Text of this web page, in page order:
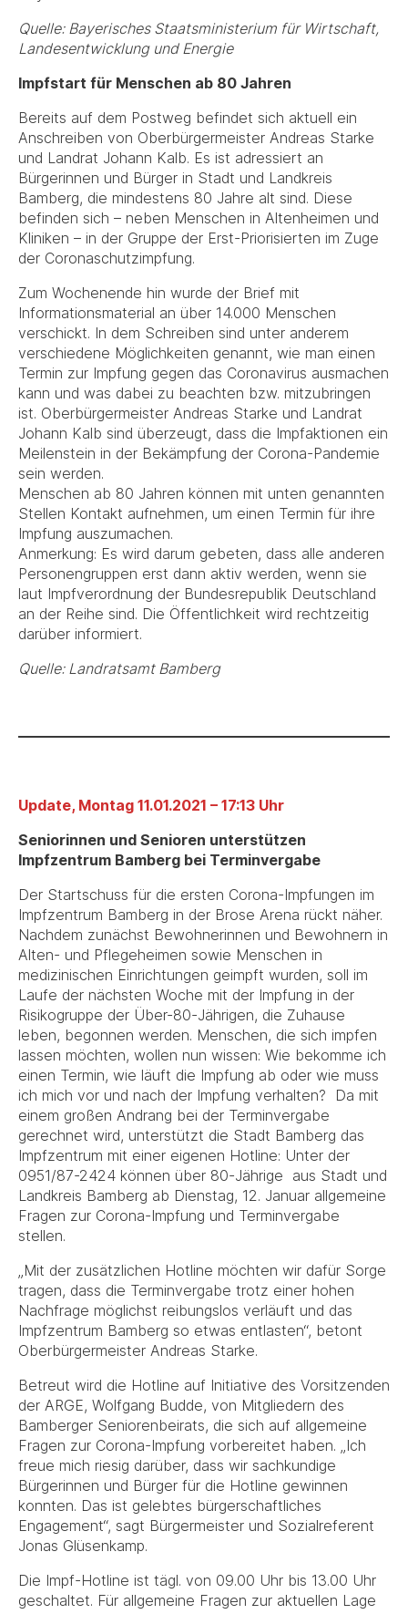
Quelle: Bayerisches Staatsministerium für Wirtschaft,
Landesentwicklung und Energie
Impfstart für Menschen ab 80 Jahren
Bereits auf dem Postweg befindet sich aktuell ein
Anschreiben von Oberbürgermeister Andreas Starke
und Landrat Johann Kalb. Es ist adressiert an
Bürgerinnen und Bürger in Stadt und Landkreis
Bamberg, die mindestens 80 Jahre alt sind. Diese
befinden sich – neben Menschen in Altenheimen und
Kliniken – in der Gruppe der Erst-Priorisierten im Zuge
der Coronaschutzimpfung.
Zum Wochenende hin wurde der Brief mit
Informationsmaterial an über 14.000 Menschen
verschickt. In dem Schreiben sind unter anderem
verschiedene Möglichkeiten genannt, wie man einen
Termin zur Impfung gegen das Coronavirus ausmachen
kann und was dabei zu beachten bzw. mitzubringen
ist. Oberbürgermeister Andreas Starke und Landrat
Johann Kalb sind überzeugt, dass die Impfaktionen ein
Meilenstein in der Bekämpfung der Corona-Pandemie
sein werden.
Menschen ab 80 Jahren können mit unten genannten
Stellen Kontakt aufnehmen, um einen Termin für ihre
Impfung auszumachen.
Anmerkung: Es wird darum gebeten, dass alle anderen
Personengruppen erst dann aktiv werden, wenn sie
laut Impfverordnung der Bundesrepublik Deutschland
an der Reihe sind. Die Öffentlichkeit wird rechtzeitig
darüber informiert.
Quelle: Landratsamt Bamberg
Update, Montag 11.01.2021 – 17:13 Uhr
Seniorinnen und Senioren unterstützen
Impfzentrum Bamberg bei Terminvergabe
Der Startschuss für die ersten Corona-Impfungen im
Impfzentrum Bamberg in der Brose Arena rückt näher.
Nachdem zunächst Bewohnerinnen und Bewohnern in
Alten- und Pflegeheimen sowie Menschen in
medizinischen Einrichtungen geimpft wurden, soll im
Laufe der nächsten Woche mit der Impfung in der
Risikogruppe der Über-80-Jährigen, die Zuhause
leben, begonnen werden. Menschen, die sich impfen
lassen möchten, wollen nun wissen: Wie bekomme ich
einen Termin, wie läuft die Impfung ab oder wie muss
ich mich vor und nach der Impfung verhalten? Da mit
einem großen Andrang bei der Terminvergabe
gerechnet wird, unterstützt die Stadt Bamberg das
Impfzentrum mit einer eigenen Hotline: Unter der
0951/87-2424 können über 80-Jährige aus Stadt und
Landkreis Bamberg ab Dienstag, 12. Januar allgemeine
Fragen zur Corona-Impfung und Terminvergabe
stellen.
„Mit der zusätzlichen Hotline möchten wir dafür Sorge
tragen, dass die Terminvergabe trotz einer hohen
Nachfrage möglichst reibungslos verläuft und das
Impfzentrum Bamberg so etwas entlasten“, betont
Oberbürgermeister Andreas Starke.
Betreut wird die Hotline auf Initiative des Vorsitzenden
der ARGE, Wolfgang Budde, von Mitgliedern des
Bamberger Seniorenbeirats, die sich auf allgemeine
Fragen zur Corona-Impfung vorbereitet haben. „Ich
freue mich riesig darüber, dass wir sachkundige
Bürgerinnen und Bürger für die Hotline gewinnen
konnten. Das ist gelebtes bürgerschaftliches
Engagement“, sagt Bürgermeister und Sozialreferent
Jonas Glüsenkamp.
Die Impf-Hotline ist tägl. von 09.00 Uhr bis 13.00 Uhr
geschaltet. Für allgemeine Fragen zur aktuellen Lage